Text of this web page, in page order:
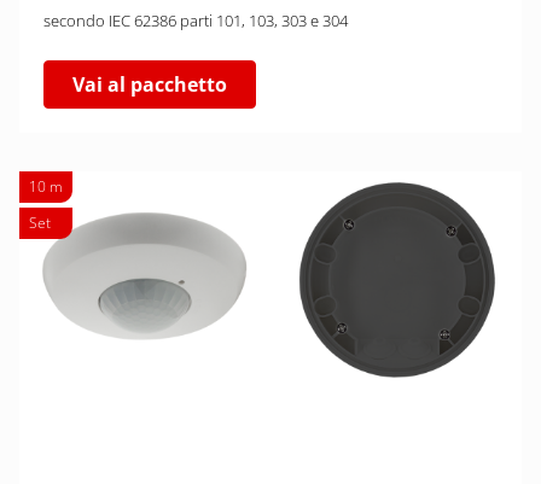
secondo IEC 62386 parti 101, 103, 303 e 304
Vai al pacchetto
10 m
Set